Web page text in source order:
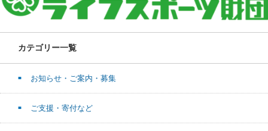
カテゴリー一覧
お知らせ・ご案内・募集
ご支援・寄付など